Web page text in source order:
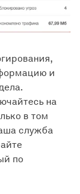
и
на
в том
служба
по